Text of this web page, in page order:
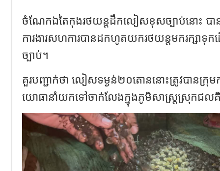
ចំណែកឯតៃកុងរថយន្តដឹកលៀសខុសច្បាប់នោះ បាន
ការងារសហការបានដកហូតយករថយន្តមករក្សាទុក
ច្បាប់។
គួរបញ្ជាក់ថា លៀសទម្ងន់២០តោននោះត្រូវបានក្រុម
យោធានាំយកទៅចាក់លែងក្នុងភូមិសាស្ត្រស្រុកជលគិរី